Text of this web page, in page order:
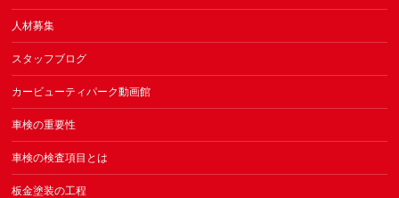
人材募集
スタッフブログ
カービューティパーク動画館
車検の重要性
車検の検査項目とは
板金塗装の工程